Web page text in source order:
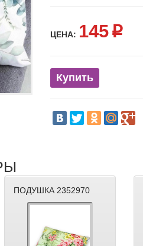
ЦЕНА: 145p
Купить
ПОДУШКА 2352970